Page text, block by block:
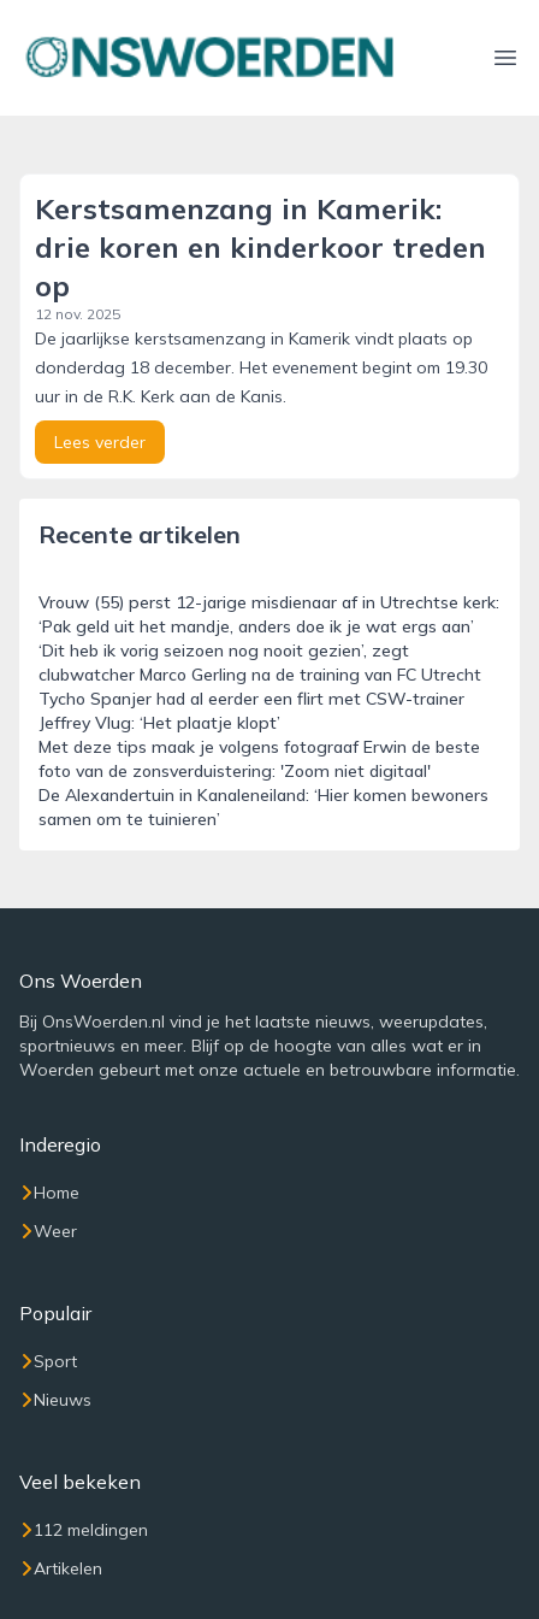
onswoerden.nl
Kerstsamenzang in Kamerik:
drie koren en kinderkoor treden
op
12 nov. 2025
De jaarlijkse kerstsamenzang in Kamerik vindt plaats op
donderdag 18 december. Het evenement begint om 19.30
uur in de R.K. Kerk aan de Kanis.
Lees verder
Recente artikelen
Vrouw (55) perst 12-jarige misdienaar af in Utrechtse kerk:
‘Pak geld uit het mandje, anders doe ik je wat ergs aan’
‘Dit heb ik vorig seizoen nog nooit gezien’, zegt
clubwatcher Marco Gerling na de training van FC Utrecht
Tycho Spanjer had al eerder een flirt met CSW-trainer
Jeffrey Vlug: ‘Het plaatje klopt’
Met deze tips maak je volgens fotograaf Erwin de beste
foto van de zonsverduistering: 'Zoom niet digitaal'
De Alexandertuin in Kanaleneiland: ‘Hier komen bewoners
samen om te tuinieren’
Ons Woerden
Bij OnsWoerden.nl vind je het laatste nieuws, weerupdates,
sportnieuws en meer. Blijf op de hoogte van alles wat er in
Woerden gebeurt met onze actuele en betrouwbare informatie.
Inderegio
Home
Weer
Populair
Sport
Nieuws
Veel bekeken
112 meldingen
Artikelen